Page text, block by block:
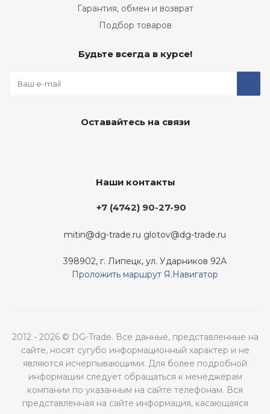
Гарантия, обмен и возврат
Подбор товаров
Будьте всегда в курсе!
Оставайтесь на связи
Наши контакты
+7 (4742) 90-27-90
mitin@dg-trade.ru glotov@dg-trade.ru
398902, г. Липецк, ул. Ударников 92А
Проложить маршрут Я.Навигатор
2012 - 2026 © DG-Trade. Все данные, представленные на
сайте, носят сугубо информационный характер и не
являются исчерпывающими. Для более подробной
информации следует обращаться к менеджерам
компании по указанным на сайте телефонам. Вся
представленная на сайте информация, касающаяся